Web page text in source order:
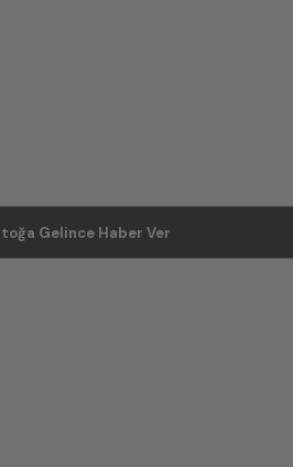
Gelince Haber Ver